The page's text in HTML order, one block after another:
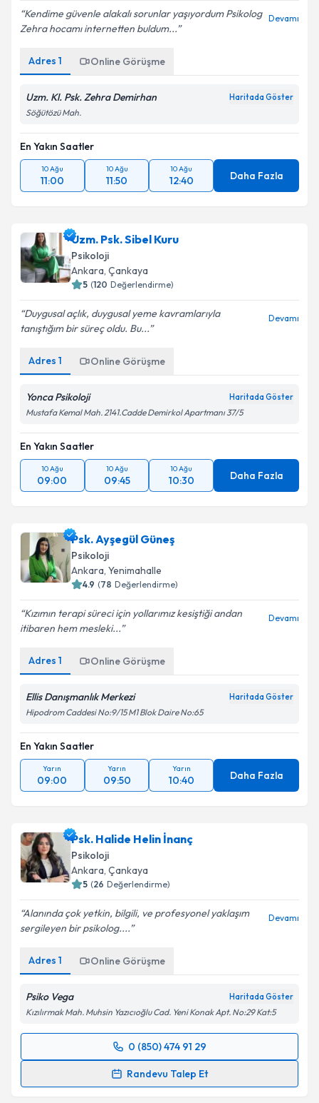
Kendime güvenle alakalı sorunlar yaşıyordum Psikolog
Zehra hocamı internetten buldum...
Devamı
Adres 1 Online Görüşme
Uzm. Kl. Psk. Zehra Demirhan Haritada Göster
Söğütözü Mah.
En Yakın Saatler
10 Ağu
11:00
10 Ağu
11:50
10 Ağu
12:40 Daha Fazla
Uzm. Psk. Sibel Kuru
Psikoloji
Ankara, Çankaya
5 (120 Değerlendirme)
Duygusal açlık, duygusal yeme kavramlarıyla
tanıştığım bir süreç oldu. Bu...
Devamı
Adres 1 Online Görüşme
Yonca Psikoloji Haritada Göster
Mustafa Kemal Mah. 2141.Cadde Demirkol Apartmanı 37/5
En Yakın Saatler
10 Ağu
09:00
10 Ağu
09:45
10 Ağu
10:30 Daha Fazla
Psk. Ayşegül Güneş
Psikoloji
Ankara, Yenimahalle
4.9 (78 Değerlendirme)
Kızımın terapi süreci için yollarımız kesiştiği andan
itibaren hem mesleki...
Devamı
Adres 1 Online Görüşme
Ellis Danışmanlık Merkezi Haritada Göster
Hipodrom Caddesi No:9/15 M1 Blok Daire No:65
En Yakın Saatler
Yarın
09:00
Yarın
09:50
Yarın
10:40 Daha Fazla
Psk. Halide Helin İnanç
Psikoloji
Ankara, Çankaya
5 (26 Değerlendirme)
Alanında çok yetkin, bilgili, ve profesyonel yaklaşım
sergileyen bir psikolog....
Devamı
Adres 1 Online Görüşme
Psiko Vega Haritada Göster
Kızılırmak Mah. Muhsin Yazıcıoğlu Cad. Yeni Konak Apt. No:29 Kat:5
0 (850) 474 91 29
Randevu Talep Et
Randevu Takvimi Talebi